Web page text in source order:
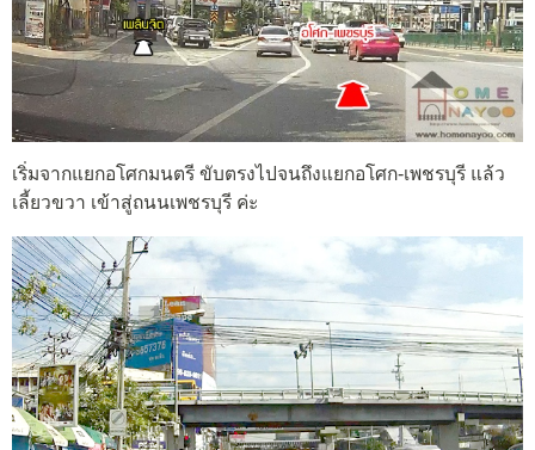
เริ่มจากแยกอโศกมนตรี ขับตรงไปจนถึงแยกอโศก-เพชรบุรี แล้ว
เลี้ยวขวา เข้าสู่ถนนเพชรบุรี ค่ะ